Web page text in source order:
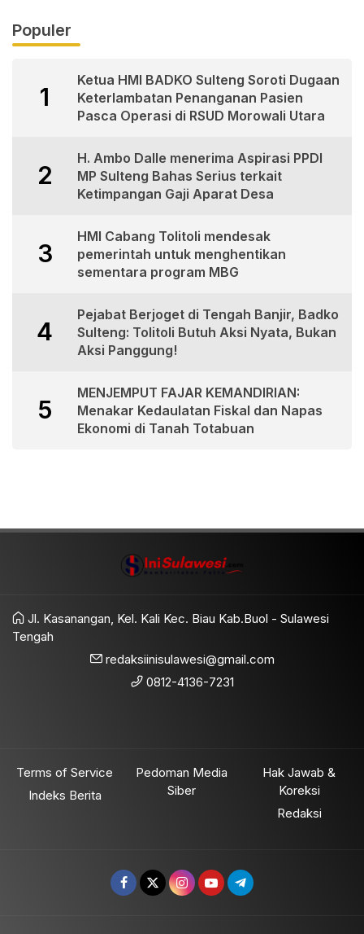
Populer
1
Ketua HMI BADKO Sulteng Soroti Dugaan
Keterlambatan Penanganan Pasien
Pasca Operasi di RSUD Morowali Utara
2
H. Ambo Dalle menerima Aspirasi PPDI
MP Sulteng Bahas Serius terkait
Ketimpangan Gaji Aparat Desa
3
HMI Cabang Tolitoli mendesak
pemerintah untuk menghentikan
sementara program MBG
4
Pejabat Berjoget di Tengah Banjir, Badko
Sulteng: Tolitoli Butuh Aksi Nyata, Bukan
Aksi Panggung!
5
MENJEMPUT FAJAR KEMANDIRIAN:
Menakar Kedaulatan Fiskal dan Napas
Ekonomi di Tanah Totabuan
Jl. Kasanangan, Kel. Kali Kec. Biau Kab.Buol - Sulawesi
Tengah
redaksiinisulawesi@gmail.com
0812-4136-7231
Terms of Service
Indeks Berita
Pedoman Media
Siber
Hak Jawab &
Koreksi
Redaksi